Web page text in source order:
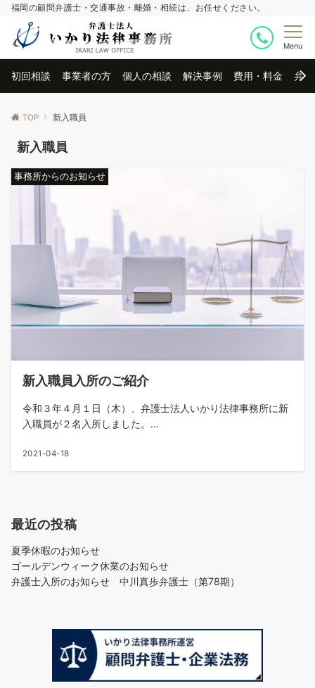
福岡の顧問弁護士・交通事故・離婚・相続は、お任せください。
Menu
初回相談 事業者の方 個人の相談 解決事例 費用・料金 弁
TOP 新入職員
新入職員
事務所からのお知らせ
新入職員入所のご紹介
令和３年４月１日（木）、弁護士法人いかり法律事務所に新
入職員が２名入所しました。...
2021-04-18
最近の投稿
夏季休暇のお知らせ
ゴールデンウィーク休業のお知らせ
弁護士入所のお知らせ 中川真歩弁護士（第78期）